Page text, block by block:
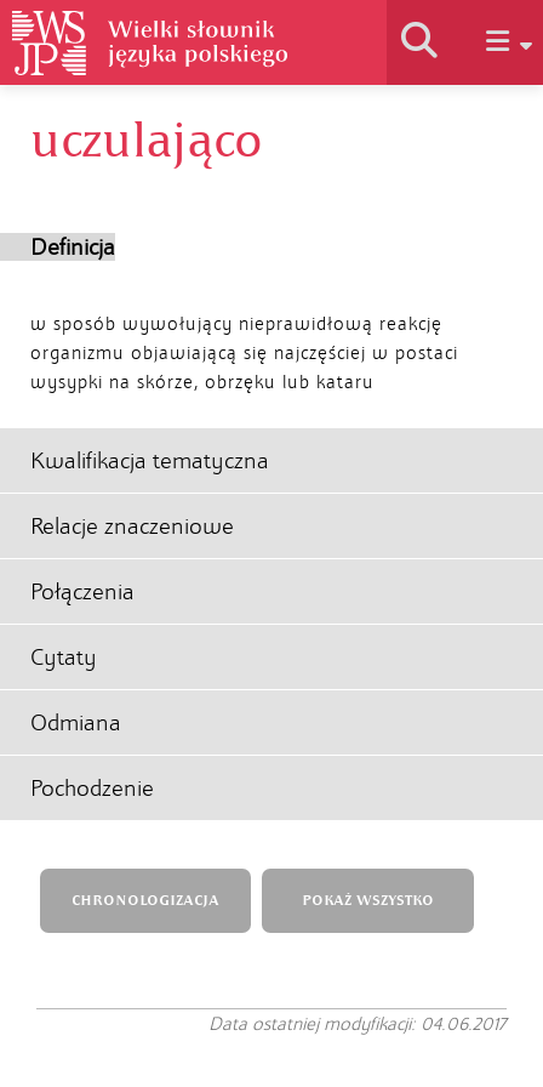
Historia słownika
Autorzy
uczulająco
Definicja
w sposób wywołujący nieprawidłową reakcję
organizmu objawiającą się najczęściej w postaci
wysypki na skórze, obrzęku lub kataru
Kwalifikacja tematyczna
Relacje znaczeniowe
Połączenia
Cytaty
Odmiana
Pochodzenie
CHRONOLOGIZACJA POKAŻ WSZYSTKO
Data ostatniej modyfikacji: 04.06.2017